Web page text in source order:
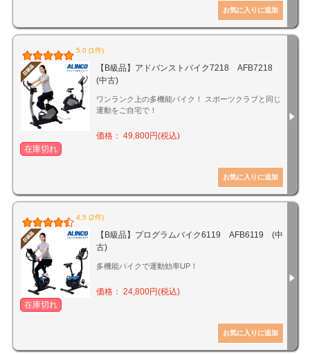
5.0 (1件)
【B級品】アドバンストバイク7218 AFB7218
(中古)
ワンランク上の多機能バイク！ スポーツクラブと同じ
運動をご自宅で！
価格： 49,800円(税込)
在庫切れ
4.5 (2件)
【B級品】プログラムバイク6119 AFB6119 (中
古)
多機能バイクで運動効率UP！
価格： 24,800円(税込)
在庫切れ